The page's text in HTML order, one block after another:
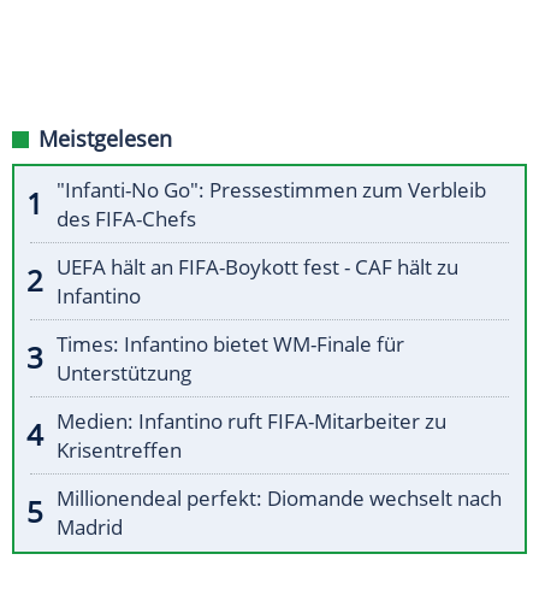
Meistgelesen
"Infanti-No Go": Pressestimmen zum Verbleib
des FIFA-Chefs
UEFA hält an FIFA-Boykott fest - CAF hält zu
Infantino
Times: Infantino bietet WM-Finale für
Unterstützung
Medien: Infantino ruft FIFA-Mitarbeiter zu
Krisentreffen
Millionendeal perfekt: Diomande wechselt nach
Madrid